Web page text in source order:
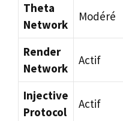
Theta
Network
Modéré
Render
Network
Actif
Injective
Protocol
Actif